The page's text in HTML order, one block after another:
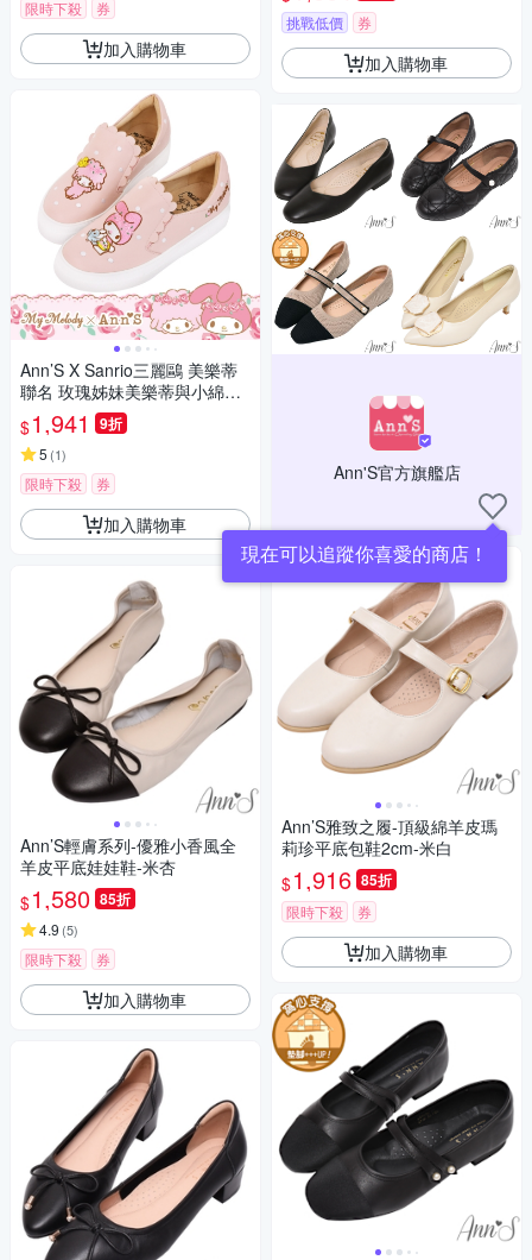
限時下殺 券
加入購物車
Ann’S X Sanrio三麗鷗 美樂蒂
聯名 玫瑰姊妹美樂蒂與小綿羊
花邊滿版刺繡厚底懶人鞋3.5cm
-粉
$1,941 9折
5 (1)
限時下殺 券
加入購物車
Ann’S輕膚系列-優雅小香風全
羊皮平底娃娃鞋-米杏
$1,580 85折
4.9 (5)
限時下殺 券
加入購物車
挑戰低價 券
加入購物車
Ann'S官方旗艦店
現在可以追蹤你喜愛的商店！
Ann’S雅致之履-頂級綿羊皮瑪
莉珍平底包鞋2cm-米白
$1,916 85折
限時下殺 券
加入購物車